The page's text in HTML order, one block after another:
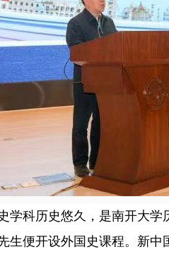
学科历史悠久，是南开大
生便开设外国史课程。新